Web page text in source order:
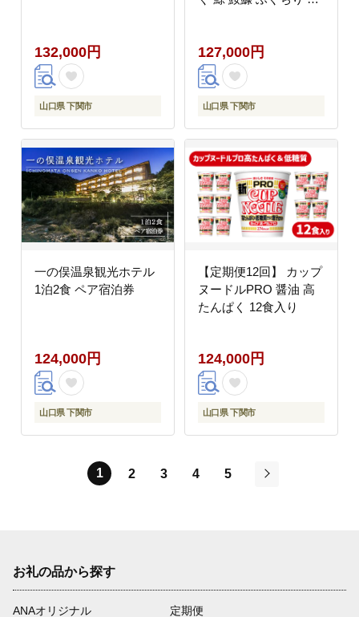
132,000円
山口県 下関市
127,000円
山口県 下関市
一の俣温泉観光ホテル
1泊2食 ペア宿泊券
124,000円
山口県 下関市
【定期便12回】 カップ
ヌードルPRO 醤油 高
たんぱく 12食入り
124,000円
山口県 下関市
1 2 3 4
5
お礼の品から探す
ANAオリジナル
定期便